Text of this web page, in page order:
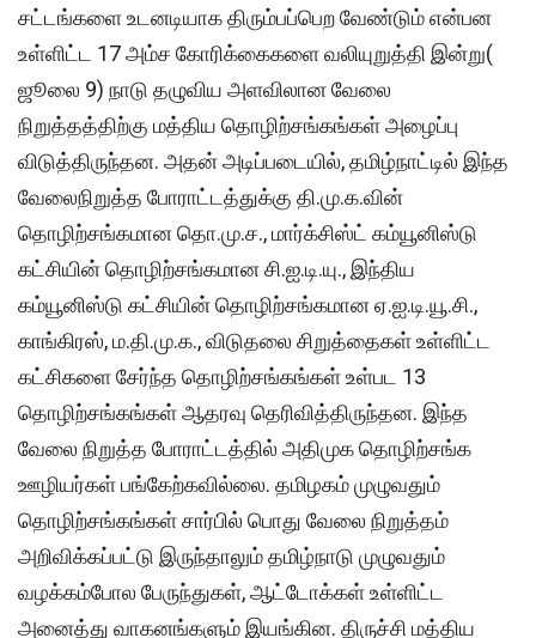
சட்டங்களை உடனடியாக திரும்பப்பெற வேண்டும் என்பன
உள்ளிட்ட 17 அம்ச கோரிக்கைகளை வலியுறுத்தி இன்று(
ஜூலை 9) நாடு தழுவிய அளவிலான வேலை
நிறுத்தத்திற்கு மத்திய தொழிற்சங்கங்கள் அழைப்பு
விடுத்திருந்தன. அதன் அடிப்படையில், தமிழ்நாட்டில் இந்த
வேலைநிறுத்த போராட்டத்துக்கு தி.மு.க.வின்
தொழிற்சங்கமான தொ.மு.ச., மார்க்சிஸ்ட் கம்யூனிஸ்டு
கட்சியின் தொழிற்சங்கமான சி.ஐ.டி.யு., இந்திய
கம்யூனிஸ்டு கட்சியின் தொழிற்சங்கமான ஏ.ஐ.டி.யூ.சி.,
காங்கிரஸ், ம.தி.மு.க., விடுதலை சிறுத்தைகள் உள்ளிட்ட
கட்சிகளை சேர்ந்த தொழிற்சங்கங்கள் உள்பட 13
தொழிற்சங்கங்கள் ஆதரவு தெரிவித்திருந்தன. இந்த
வேலை நிறுத்த போராட்டத்தில் அதிமுக தொழிற்சங்க
ஊழியர்கள் பங்கேற்கவில்லை. தமிழகம் முழுவதும்
தொழிற்சங்கங்கள் சார்பில் பொது வேலை நிறுத்தம்
அறிவிக்கப்பட்டு இருந்தாலும் தமிழ்நாடு முழுவதும்
வழக்கம்போல பேருந்துகள், ஆட்டோக்கள் உள்ளிட்ட
அனைத்து வாகனங்களும் இயங்கின. திருச்சி மத்திய